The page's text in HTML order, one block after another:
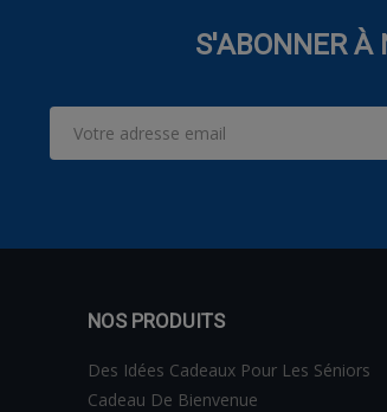
S'ABONNER À
NOS PRODUITS
Des Idées Cadeaux Pour Les Séniors
Cadeau De Bienvenue